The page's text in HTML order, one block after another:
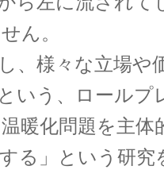
せん。
、様々な立場や
いう、ロールプ
暖化問題を主体
る」という研究